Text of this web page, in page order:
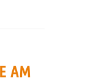
AM